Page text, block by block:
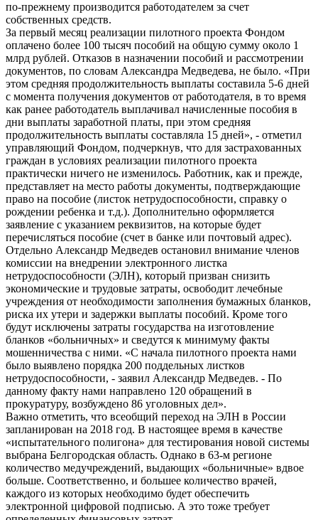
по-прежнему производится работодателем за счет
собственных средств.
За первый месяц реализации пилотного проекта Фондом
оплачено более 100 тысяч пособий на общую сумму около 1
млрд рублей. Отказов в назначении пособий и рассмотрении
документов, по словам Александра Медведева, не было. «При
этом средняя продолжительность выплаты составила 5-6 дней
с момента получения документов от работодателя, в то время
как ранее работодатель выплачивал начисленные пособия в
дни выплаты заработной платы, при этом средняя
продолжительность выплаты составляла 15 дней», - отметил
управляющий Фондом, подчеркнув, что для застрахованных
граждан в условиях реализации пилотного проекта
практически ничего не изменилось. Работник, как и прежде,
представляет на место работы документы, подтверждающие
право на пособие (листок нетрудоспособности, справку о
рождении ребенка и т.д.). Дополнительно оформляется
заявление с указанием реквизитов, на которые будет
перечисляться пособие (счет в банке или почтовый адрес).
Отдельно Александр Медведев остановил внимание членов
комиссии на внедрении электронного листка
нетрудоспособности (ЭЛН), который призван снизить
экономические и трудовые затраты, освободит лечебные
учреждения от необходимости заполнения бумажных бланков,
риска их утери и задержки выплаты пособий. Кроме того
будут исключены затраты государства на изготовление
бланков «больничных» и сведутся к минимуму факты
мошенничества с ними. «С начала пилотного проекта нами
было выявлено порядка 200 поддельных листков
нетрудоспособности, - заявил Александр Медведев. - По
данному факту нами направлено 120 обращений в
прокуратуру, возбуждено 86 уголовных дел».
Важно отметить, что всеобщий переход на ЭЛН в России
запланирован на 2018 год. В настоящее время в качестве
«испытательного полигона» для тестирования новой системы
выбрана Белгородская область. Однако в 63-м регионе
количество медучреждений, выдающих «больничные» вдвое
больше. Соответственно, и большее количество врачей,
каждого из которых необходимо будет обеспечить
электронной цифровой подписью. А это тоже требует